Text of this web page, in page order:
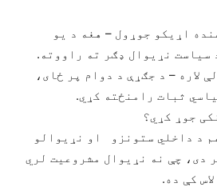
اړیکو جوړول – هغه د یو
سیاست نړیوال ډګر ته راووته.
لاره – د جګړې د دوام پر ځای،
ثبات رامنځته کړي.
جوړ کړي؟
د داخلي ستونزو او نړیوالو
دی، چې نه نړیوال مشروعیت لري
کې ده.